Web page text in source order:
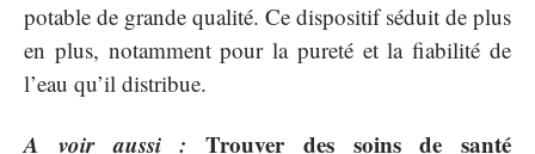
potable de grande qualité. Ce dispositif séduit de plus
en plus, notamment pour la pureté et la fiabilité de
l’eau qu’il distribue.
A voir aussi :
Trouver des soins de santé